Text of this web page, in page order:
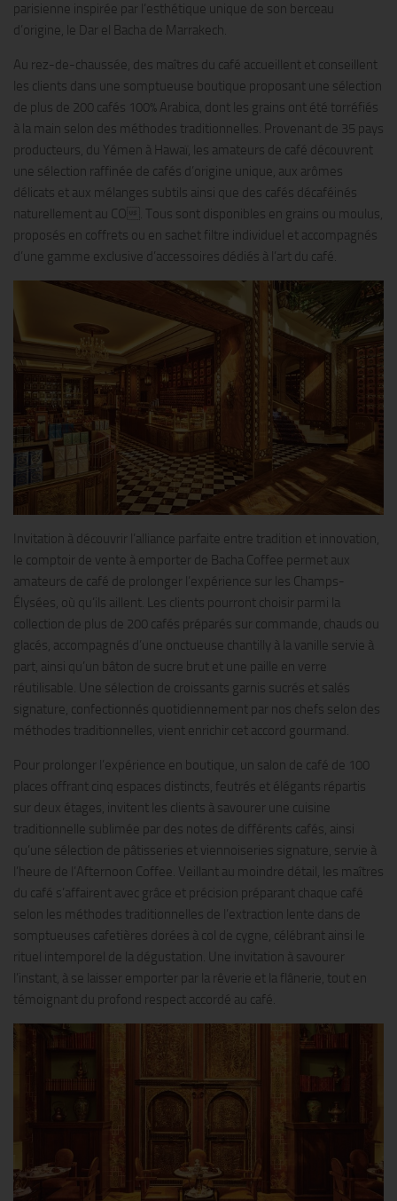
parisienne inspirée par l’esthétique unique de son berceau
d’origine, le Dar el Bacha de Marrakech.
Au rez-de-chaussée, des maîtres du café accueillent et conseillent
les clients dans une somptueuse boutique proposant une sélection
de plus de 200 cafés 100% Arabica, dont les grains ont été torréfiés
à la main selon des méthodes traditionnelles. Provenant de 35 pays
producteurs, du Yémen à Hawaï, les amateurs de café découvrent
une sélection raffinée de cafés d’origine unique, aux arômes
délicats et aux mélanges subtils ainsi que des cafés décaféinés
naturellement au CO. Tous sont disponibles en grains ou moulus,
proposés en coffrets ou en sachet filtre individuel et accompagnés
d’une gamme exclusive d’accessoires dédiés à l’art du café.
Invitation à découvrir l’alliance parfaite entre tradition et innovation,
le comptoir de vente à emporter de Bacha Coffee permet aux
amateurs de café de prolonger l’expérience sur les Champs-
Élysées, où qu’ils aillent. Les clients pourront choisir parmi la
collection de plus de 200 cafés préparés sur commande, chauds ou
glacés, accompagnés d’une onctueuse chantilly à la vanille servie à
part, ainsi qu’un bâton de sucre brut et une paille en verre
réutilisable. Une sélection de croissants garnis sucrés et salés
signature, confectionnés quotidiennement par nos chefs selon des
méthodes traditionnelles, vient enrichir cet accord gourmand.
Pour prolonger l’expérience en boutique, un salon de café de 100
places offrant cinq espaces distincts, feutrés et élégants répartis
sur deux étages, invitent les clients à savourer une cuisine
traditionnelle sublimée par des notes de différents cafés, ainsi
qu’une sélection de pâtisseries et viennoiseries signature, servie à
l’heure de l’Afternoon Coffee. Veillant au moindre détail, les maîtres
du café s’affairent avec grâce et précision préparant chaque café
selon les méthodes traditionnelles de l’extraction lente dans de
somptueuses cafetières dorées à col de cygne, célébrant ainsi le
rituel intemporel de la dégustation. Une invitation à savourer
l’instant, à se laisser emporter par la rêverie et la flânerie, tout en
témoignant du profond respect accordé au café.